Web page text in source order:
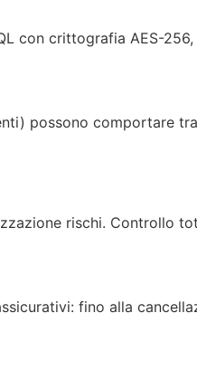
con crittografia AES-256,
possono comportare
rischi. Controllo
fino alla